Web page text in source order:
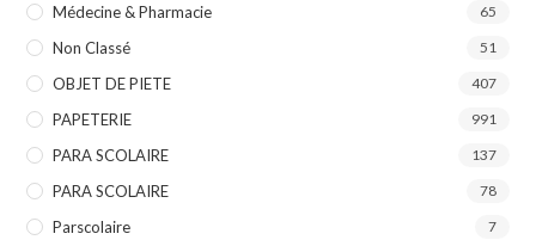
Médecine & Pharmacie 65
Non Classé 51
OBJET DE PIETE 407
PAPETERIE 991
PARA SCOLAIRE 137
PARA SCOLAIRE 78
Parscolaire 7